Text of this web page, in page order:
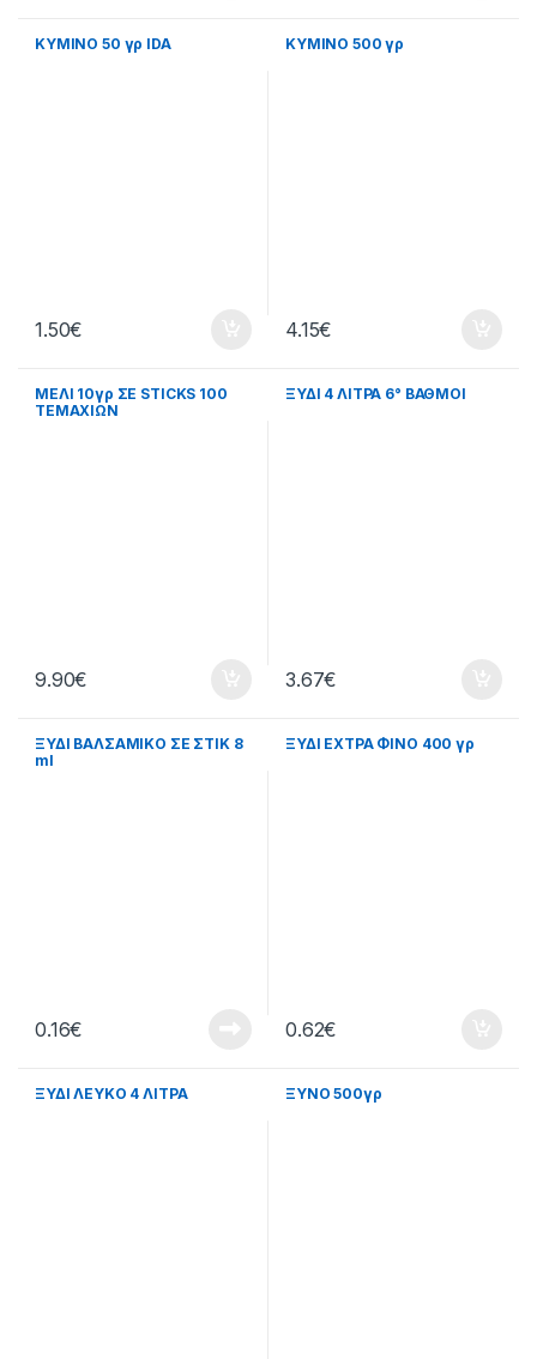
ΚΥΜΙΝΟ 50 γρ IDA
1.50€
ΚΥΜΙΝΟ 500 γρ
4.15€
ΜΕΛΙ 10γρ ΣΕ STICKS 100
ΤΕΜΑΧΙΩΝ
9.90€
ΞΥΔΙ 4 ΛΙΤΡΑ 6° ΒΑΘΜΟΙ
3.67€
ΞΥΔΙ ΒΑΛΣΑΜΙΚΟ ΣΕ ΣΤΙΚ 8
ml
0.16€
ΞΥΔΙ ΕΧΤΡΑ ΦΙΝΟ 400 γρ
0.62€
ΞΥΔΙ ΛΕΥΚΟ 4 ΛΙΤΡΑ ΞΥΝΟ 500γρ